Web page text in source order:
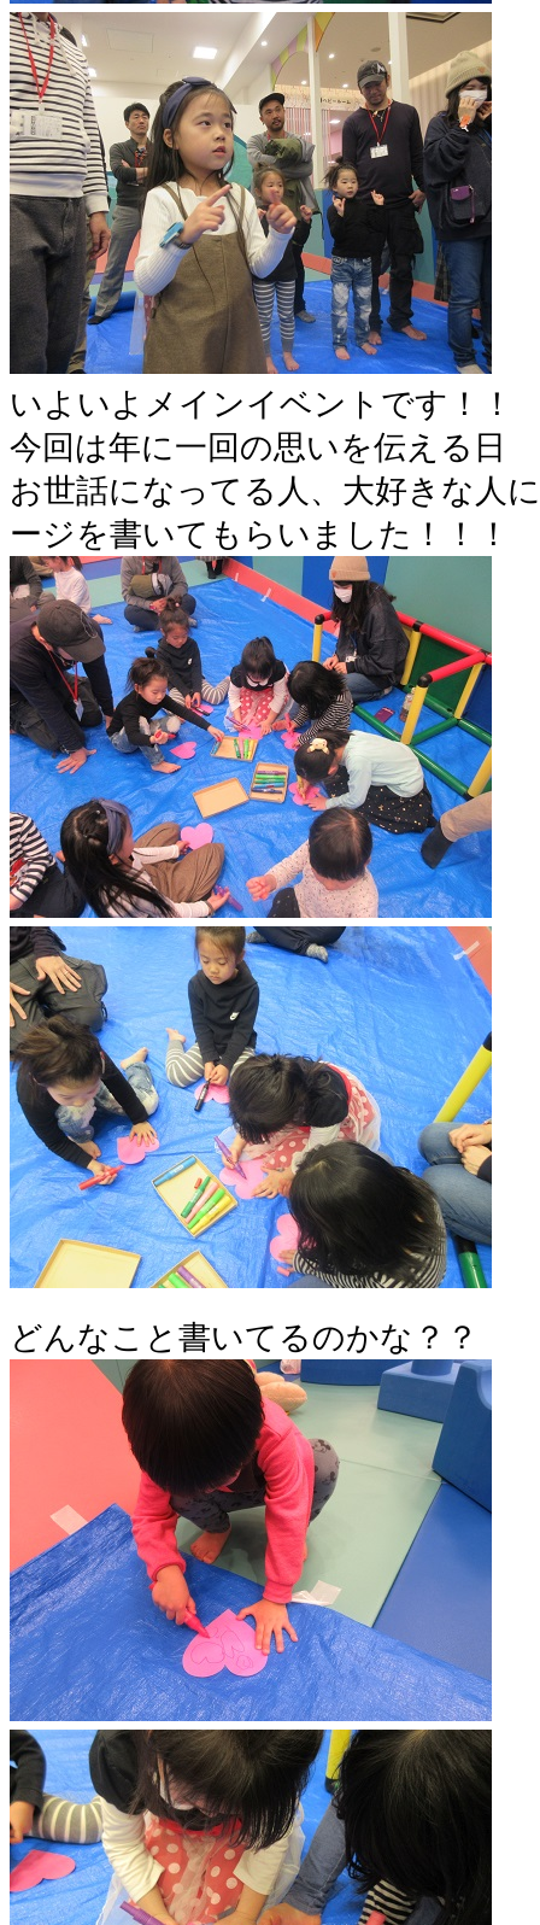
いよいよメインイベントです！！
今回は年に一回の思いを伝える日
お世話になってる人、大好きな人
ージを書いてもらいました！！！
どんなこと書いてるのかな？？